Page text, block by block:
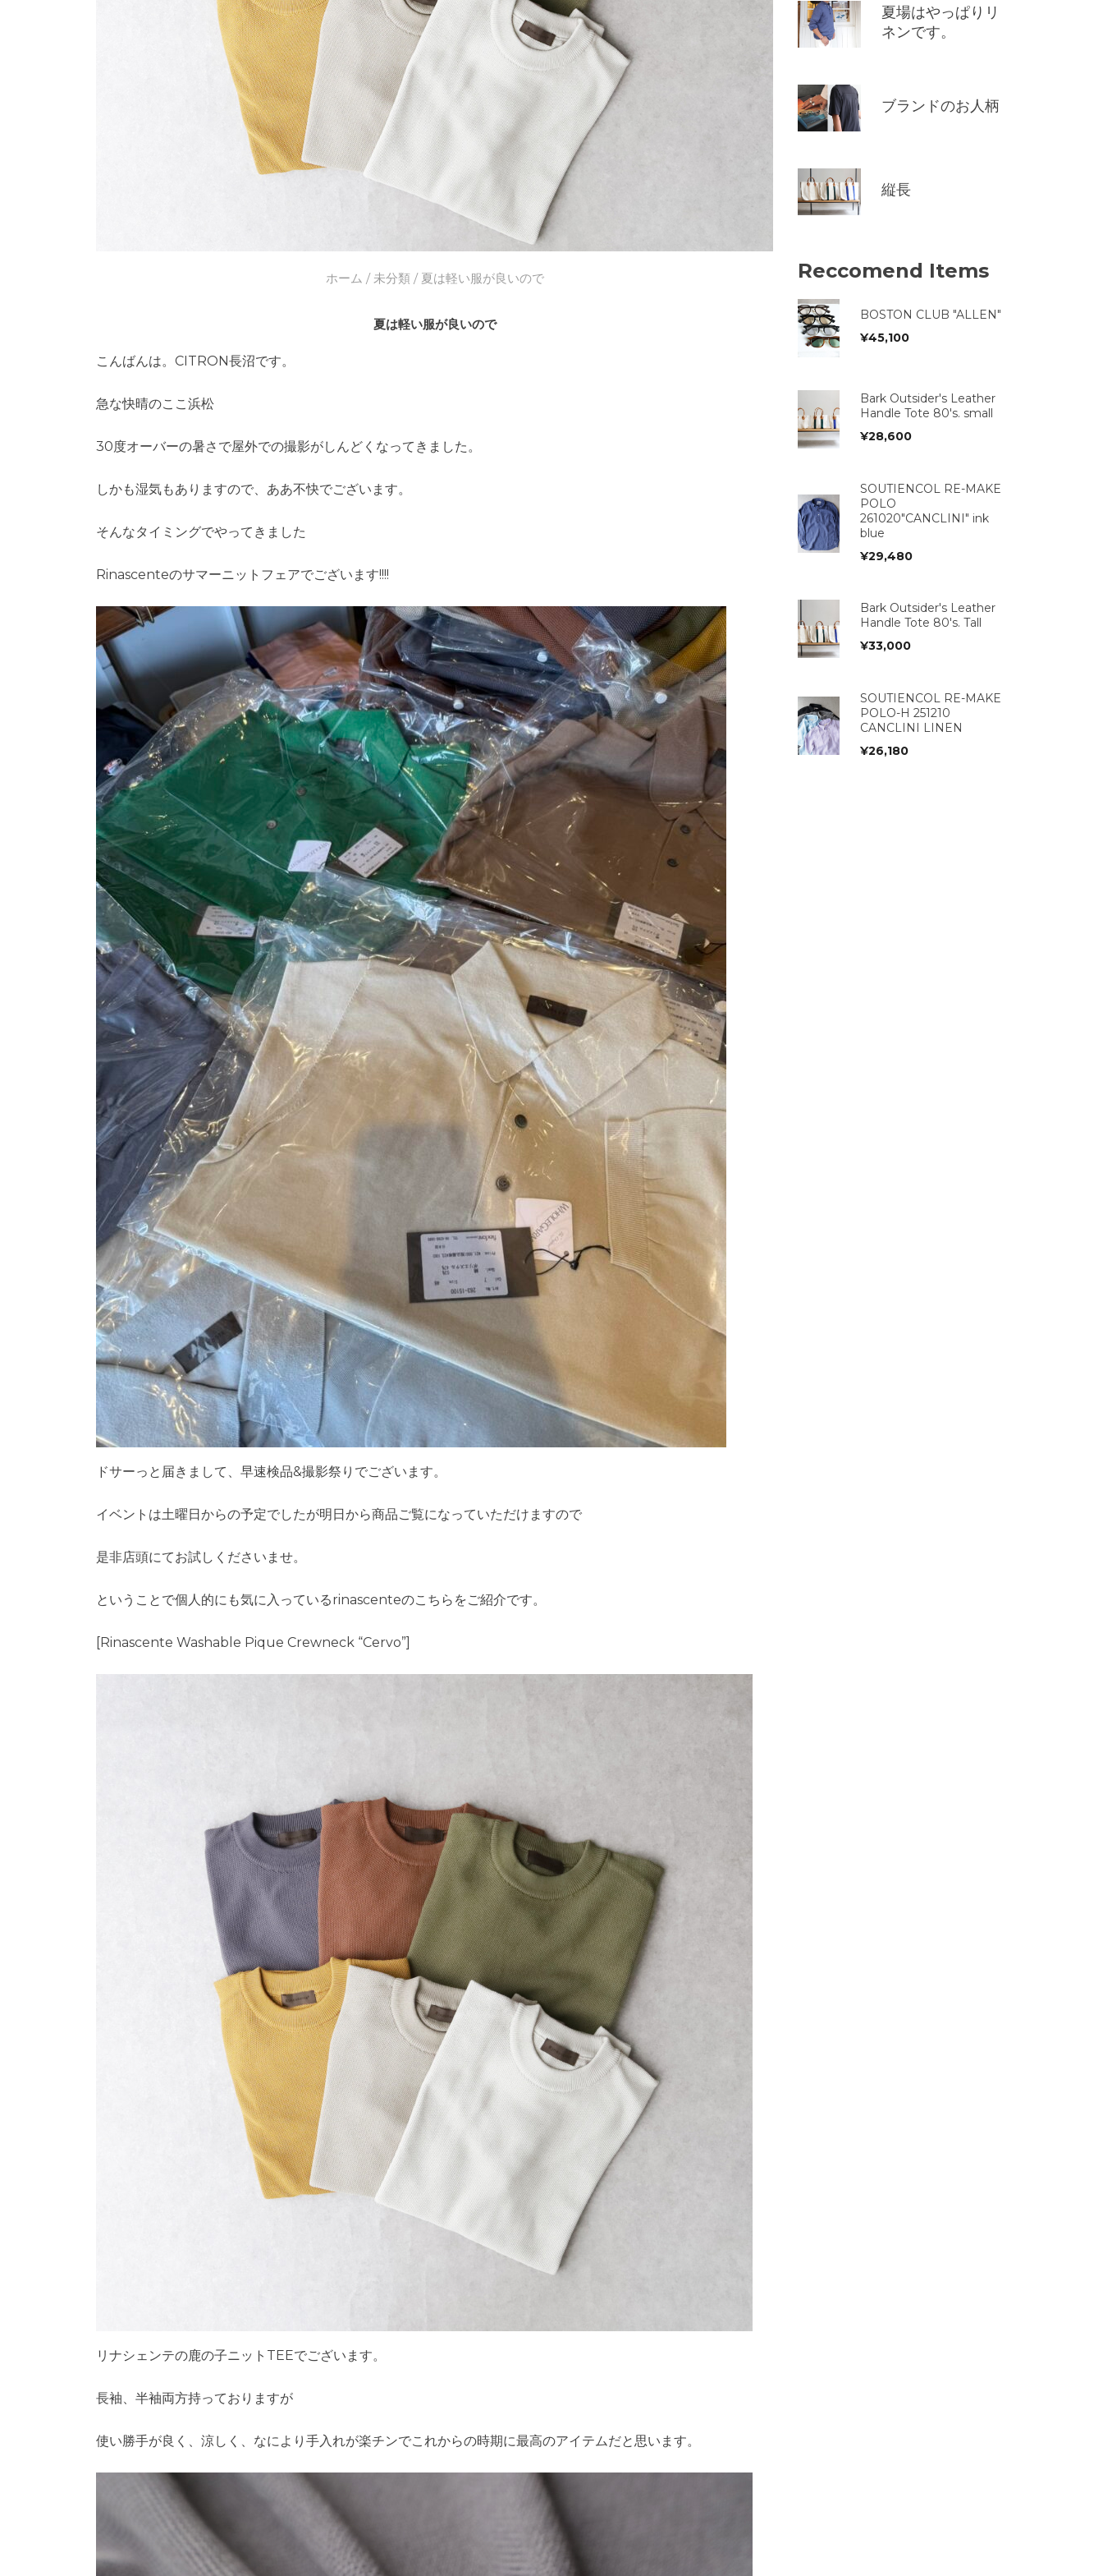
ホーム / 未分類/ 夏は軽い服が良いので
夏は軽い服が良いので
こんばんは。CITRON長沼です。
急な快晴のここ浜松
30度オーバーの暑さで屋外での撮影がしんどくなってきました。
しかも湿気もありますので、ああ不快でございます。
そんなタイミングでやってきました
Rinascenteのサマーニットフェアでございます!!!!
ドサーっと届きまして、早速検品&撮影祭りでございます。
イベントは土曜日からの予定でしたが明日から商品ご覧になっていただけますので
是非店頭にてお試しくださいませ。
ということで個人的にも気に入っているrinascenteのこちらをご紹介です。
[Rinascente Washable Pique Crewneck “Cervo”]
リナシェンテの鹿の子ニットTEEでございます。
長袖、半袖両方持っておりますが
使い勝手が良く、涼しく、なにより手入れが楽チンでこれからの時期に最高のアイテムだと思います。
夏場はやっぱりリ
ネンです。
ブランドのお人柄
縦長
Reccomend Items
BOSTON CLUB "ALLEN"
¥45,100
Bark Outsider's Leather
Handle Tote 80's. small
¥28,600
SOUTIENCOL RE-MAKE
POLO
261020"CANCLINI" ink
blue
¥29,480
Bark Outsider's Leather
Handle Tote 80's. Tall
¥33,000
SOUTIENCOL RE-MAKE
POLO-H 251210
CANCLINI LINEN
¥26,180